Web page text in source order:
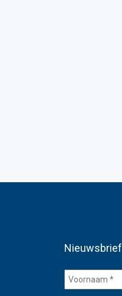
Nieuwsbrief
Voornaam